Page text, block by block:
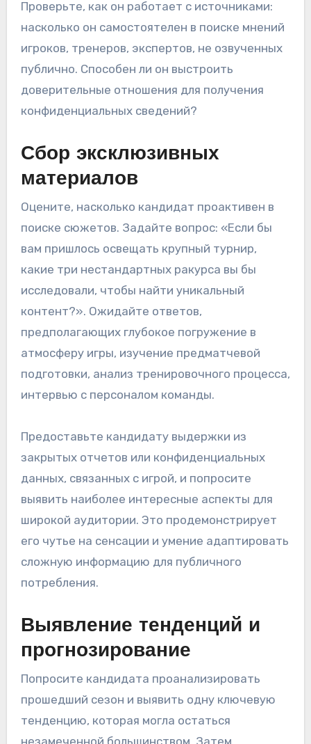
Проверьте, как он работает с источниками:
насколько он самостоятелен в поиске мнений
игроков, тренеров, экспертов, не озвученных
публично. Способен ли он выстроить
доверительные отношения для получения
конфиденциальных сведений?
Сбор эксклюзивных
материалов
Оцените, насколько кандидат проактивен в
поиске сюжетов. Задайте вопрос: «Если бы
вам пришлось освещать крупный турнир,
какие три нестандартных ракурса вы бы
исследовали, чтобы найти уникальный
контент?». Ожидайте ответов,
предполагающих глубокое погружение в
атмосферу игры, изучение предматчевой
подготовки, анализ тренировочного процесса,
интервью с персоналом команды.
Предоставьте кандидату выдержки из
закрытых отчетов или конфиденциальных
данных, связанных с игрой, и попросите
выявить наиболее интересные аспекты для
широкой аудитории. Это продемонстрирует
его чутье на сенсации и умение адаптировать
сложную информацию для публичного
потребления.
Выявление тенденций и
прогнозирование
Попросите кандидата проанализировать
прошедший сезон и выявить одну ключевую
тенденцию, которая могла остаться